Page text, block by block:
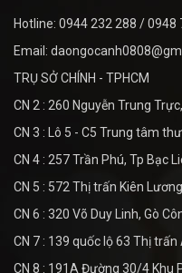
Hotline: 0944 232 288 / 0948
Email:
TRỤ SỞ CHÍNH - TPHCM
CN 2 : 260 Nguyễn Trung
CN 3 : Lô 5 - C5 Trung tâm
CN 4 : 257 Trần Phú, Tp Bạc
CN 5 : 572 Thị trấn Kiên
CN 6 : 320 Võ Duy Linh, Gò
CN 7 : 139 quốc lộ 63 Thị trấn
CN 8 : 191A Đường 30/4 Khu